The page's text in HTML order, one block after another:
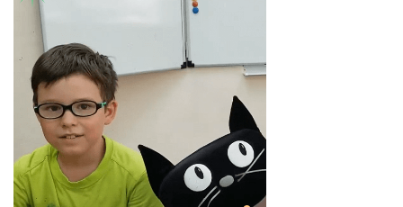
Ярослав
Отзыв Ярослава о
Британской школе
Смотреть отзыв